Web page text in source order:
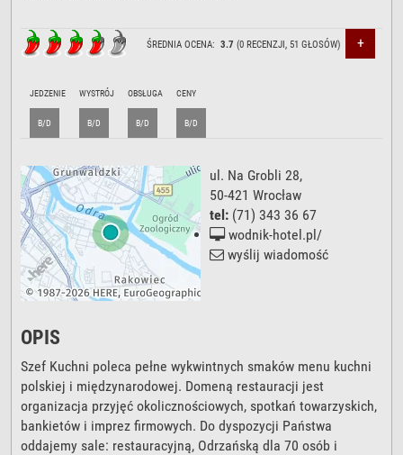
ŚREDNIA OCENA:3.7 (0 RECENZJI, 51 GŁOSÓW) +
JEDZENIE
B/D
WYSTRÓJ
B/D
OBSŁUGA
B/D
CENY
B/D
ul. Na Grobli 28,
50-421 Wrocław
tel: (71) 343 36 67
wodnik-hotel.pl/
wyślij wiadomość
OPIS
Szef Kuchni poleca pełne wykwintnych smaków menu kuchni
polskiej i międzynarodowej. Domeną restauracji jest
organizacja przyjęć okolicznościowych, spotkań towarzyskich,
bankietów i imprez firmowych. Do dyspozycji Państwa
oddajemy sale: restauracyjną, Odrzańską dla 70 osób i